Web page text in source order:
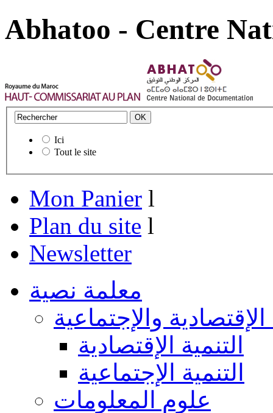
Abhatoo - Centre
Ici
Tout le site
Mon Panier l
Plan du site l
Newsletter
معلمة نصية
الإقتصادية والإجتماعية
التنمية الإقتصادية
التنمية الإجتماعية
علوم المعلومات